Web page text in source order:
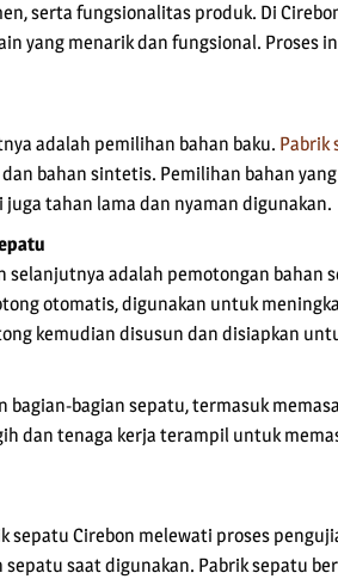
serta fungsionalitas produk. Di
yang menarik dan fungsional. Proses
adalah pemilihan bahan baku. Pabrik
bahan sintetis. Pemilihan bahan
tahan lama dan nyaman digunakan.
selanjutnya adalah pemotongan bahan
otomatis, digunakan untuk
kemudian disusun dan disiapkan
bagian sepatu, termasuk
dan tenaga kerja terampil untuk
sepatu Cirebon melewati proses
saat digunakan. Pabrik sepatu